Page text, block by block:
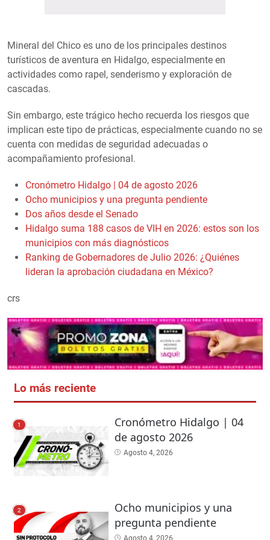
Mineral del Chico es uno de los principales destinos
turísticos de aventura en Hidalgo, especialmente en
actividades como rapel, senderismo y exploración de
cascadas.
Sin embargo, este trágico hecho recuerda los riesgos que
implican este tipo de prácticas, especialmente cuando no se
cuenta con medidas de seguridad adecuadas o
acompañamiento profesional.
Cronómetro Hidalgo | 04 de agosto 2026
Ocho municipios y una pregunta pendiente
Dos años desde el Senado
Hidalgo suma 188 casos de VIH en 2026: estos son los
municipios con más diagnósticos
Ranking de Gobernadores de Julio 2026: ¿Quiénes
lideran la aprobación ciudadana en México?
crs
Lo más reciente
1
Cronómetro Hidalgo | 04
de agosto 2026
Agosto 4, 2026
2
Ocho municipios y una
pregunta pendiente
Agosto 4, 2026